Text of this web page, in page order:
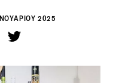
2025